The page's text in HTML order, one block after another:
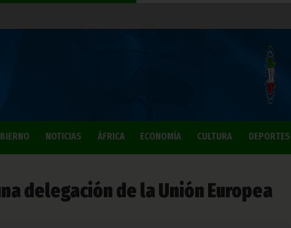
NOTICIAS ÁFRICA ECONOMÍA CULTURA DEPORTES
delegación de la Unión Europea